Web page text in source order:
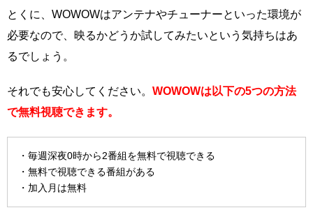
とくに、WOWOWはアンテナやチューナーといった環境が
必要なので、映るかどうか試してみたいという気持ちはあ
るでしょう。
それでも安心してください。 WOWOWは以下の5つの方法
で無料視聴できます。
・毎週深夜0時から2番組を無料で視聴できる
・無料で視聴できる番組がある
・加入月は無料